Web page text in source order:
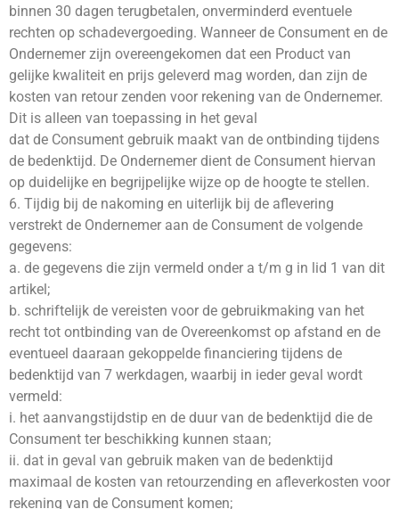
binnen 30 dagen terugbetalen, onverminderd eventuele
rechten op schadevergoeding. Wanneer de Consument en de
Ondernemer zijn overeengekomen dat een Product van
gelijke kwaliteit en prijs geleverd mag worden, dan zijn de
kosten van retour zenden voor rekening van de Ondernemer.
Dit is alleen van toepassing in het geval
dat de Consument gebruik maakt van de ontbinding tijdens
de bedenktijd. De Ondernemer dient de Consument hiervan
op duidelijke en begrijpelijke wijze op de hoogte te stellen.
6. Tijdig bij de nakoming en uiterlijk bij de aflevering
verstrekt de Ondernemer aan de Consument de volgende
gegevens:
a. de gegevens die zijn vermeld onder a t/m g in lid 1 van dit
artikel;
b. schriftelijk de vereisten voor de gebruikmaking van het
recht tot ontbinding van de Overeenkomst op afstand en de
eventueel daaraan gekoppelde financiering tijdens de
bedenktijd van 7 werkdagen, waarbij in ieder geval wordt
vermeld:
i. het aanvangstijdstip en de duur van de bedenktijd die de
Consument ter beschikking kunnen staan;
ii. dat in geval van gebruik maken van de bedenktijd
maximaal de kosten van retourzending en afleverkosten voor
rekening van de Consument komen;